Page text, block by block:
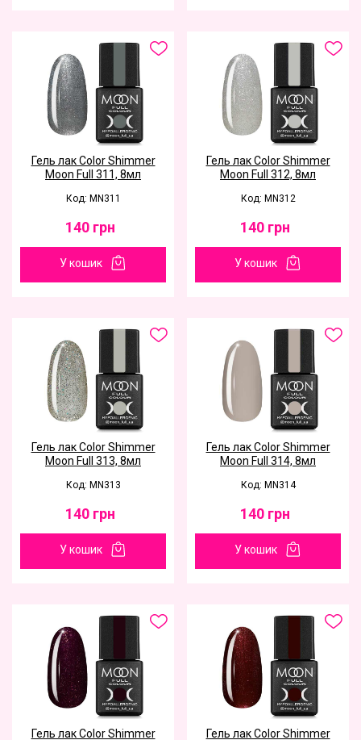
Гель лак Color Shimmer
Moon Full 311, 8мл
Код: MN311
140 грн
У кошик
Гель лак Color Shimmer
Moon Full 312, 8мл
Код: MN312
140 грн
У кошик
Гель лак Color Shimmer
Moon Full 313, 8мл
Код: MN313
140 грн
У кошик
Гель лак Color Shimmer
Moon Full 314, 8мл
Код: MN314
140 грн
У кошик
Гель лак Color Shimmer
Гель лак Color Shimmer